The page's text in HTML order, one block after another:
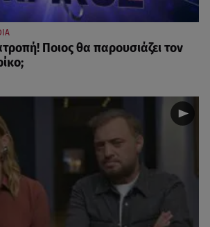
Ποιος θα παρουσιάζει τον